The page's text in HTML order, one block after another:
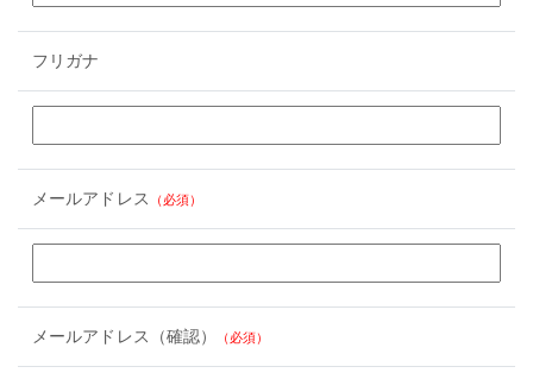
フリガナ
メールアドレス （必須）
メールアドレス（確認） （必須）